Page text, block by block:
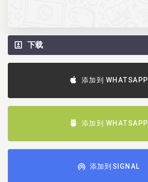
下载
添加到 WHATSAPP
添加到 WHATSAPP
添加到SIGNAL